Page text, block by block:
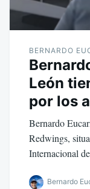
BERNARDO
León
por los
Bernardo
Redwings,
Internacional
Bernardo